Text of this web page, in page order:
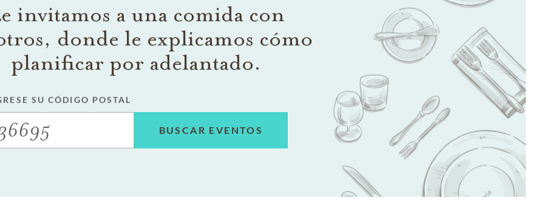
invitamos a una comida con
donde le explicamos cómo
planificar por adelantado.
SU CÓDIGO POSTAL
BUSCAR EVENTOS